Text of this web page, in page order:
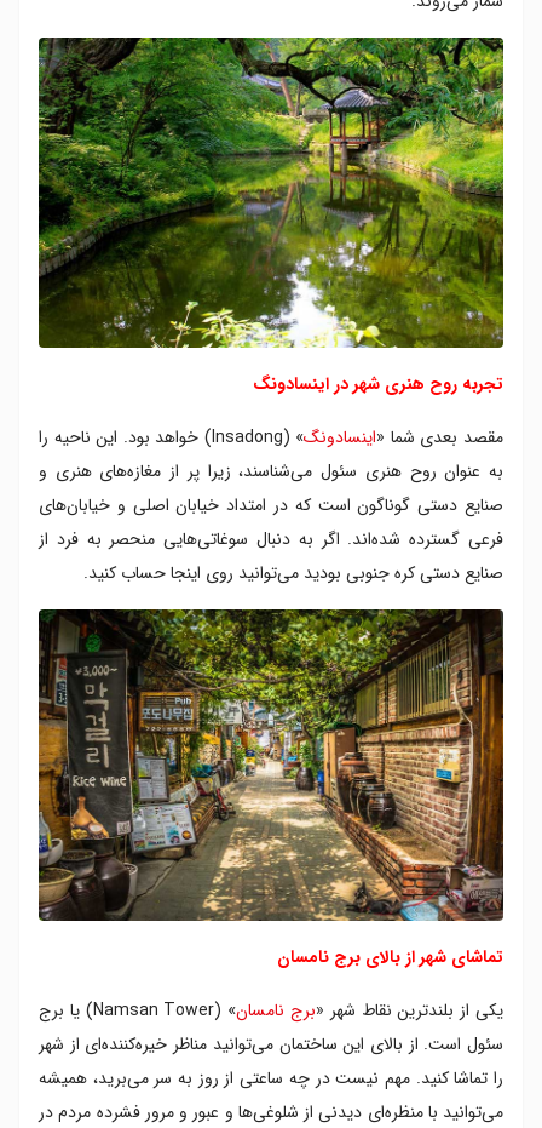
تجربه روح هنری شهر در اینسادونگ
مقصد بعدی شما «اینسادونگ
» (Insadong) خواهد بود. این ناحیه را
به عنوان روح هنری سئول می‌شناسند، زیرا پر از مغازه‌های هنری و
صنایع دستی گوناگون است که در امتداد خیابان اصلی و خیابان‌های
فرعی گسترده شده‌اند. اگر به دنبال سوغاتی‌هایی منحصر به فرد از
صنایع دستی کره جنوبی بودید می‌توانید روی اینجا حساب کنید.
تماشای شهر از بالای برج نامسان
یکی از بلندترین نقاط شهر «برج نامسان
» (Namsan Tower) یا برج
سئول است. از بالای این ساختمان می‌توانید مناظر خیره‌کننده‌ای از شهر
را تماشا کنید. مهم نیست در چه ساعتی از روز به سر می‌برید، همیشه
می‌توانید با منظره‌ای دیدنی از شلوغی‌ها و عبور و مرور فشرده مردم در